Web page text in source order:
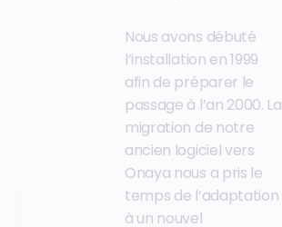
Nous avons débuté
l’installation en 1999
afin de préparer le
passage à l’an 2000. La
migration de notre
ancien logiciel vers
Onaya nous a pris le
temps de l’adaptation
à un nouvel